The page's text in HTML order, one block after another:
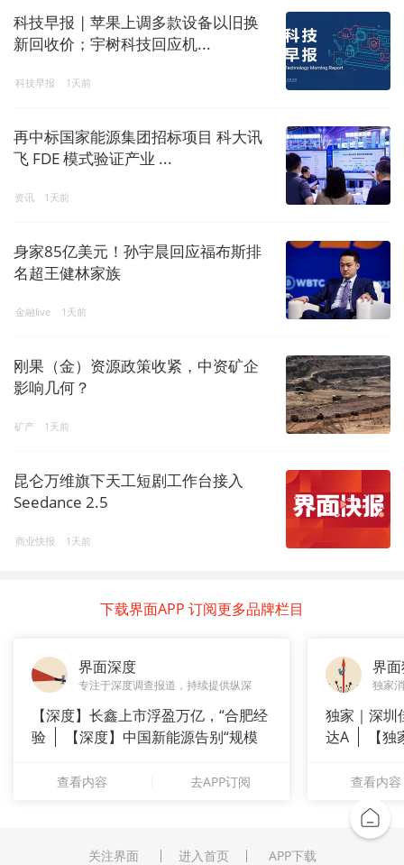
科技早报 | 苹果上调多款设备以旧换
新回收价；宇树科技回应机...
科技早报 1天前
再中标国家能源集团招标项目 科大讯
飞 FDE 模式验证产业 ...
资讯 1天前
身家85亿美元！孙宇晨回应福布斯排
名超王健林家族
金融live 1天前
刚果（金）资源政策收紧，中资矿企
影响几何？
矿产 1天前
昆仑万维旗下天工短剧工作台接入
Seedance 2.5
商业快报 1天前
下载界面APP 订阅更多品牌栏目
界面深度
专注于深度调查报道，持续提供纵深
【深度】长鑫上市浮盈万亿，“合肥经
验
【深度】中国新能源告别“规模
查看内容 去APP订阅
界
独家
独家｜深圳
达A
【
查看内容
关注界面 进入首页 APP下载